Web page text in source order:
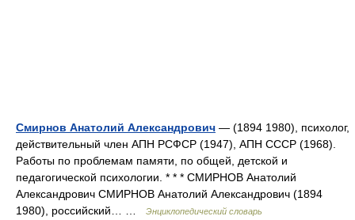
Смирнов Анатолий Александрович — (1894 1980), психолог,
действительный член АПН РСФСР (1947), АПН СССР (1968).
Работы по проблемам памяти, по общей, детской и
педагогической психологии. * * * СМИРНОВ Анатолий
Александрович СМИРНОВ Анатолий Александрович (1894
1980), российский… …
Энциклопедический словарь